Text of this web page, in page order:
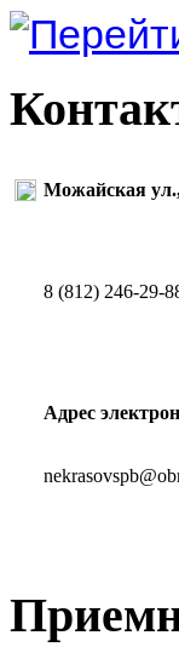
Можайская
8 (812) 246-29-
Адрес